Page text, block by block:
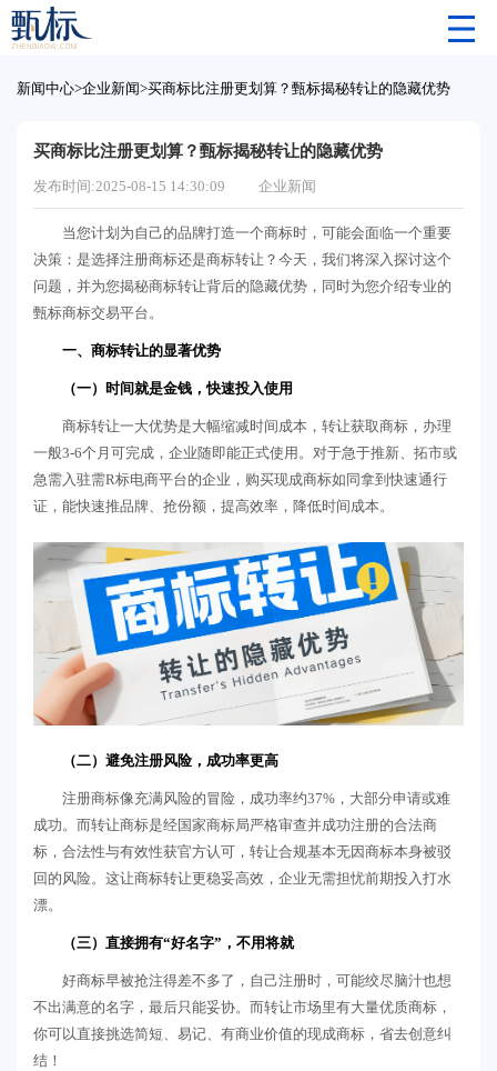
新闻中心>企业新闻>买商标比注册更划算？甄标揭秘转让的隐藏优势
买商标比注册更划算？甄标揭秘转让的隐藏优势
发布时间:2025-08-15 14:30:09 企业新闻
当您计划为自己的品牌打造一个商标时，可能会面临一个重要
决策：是选择注册商标还是商标转让？今天，我们将深入探讨这个
问题，并为您揭秘商标转让背后的隐藏优势，同时为您介绍专业的
甄标商标交易平台。
一、商标转让的显著优势
（一）时间就是金钱，快速投入使用
商标转让一大优势是大幅缩减时间成本，转让获取商标，办理
一般3-6个月可完成，企业随即能正式使用。对于急于推新、拓市或
急需入驻需R标电商平台的企业，购买现成商标如同拿到快速通行
证，能快速推品牌、抢份额，提高效率，降低时间成本。
（二）避免注册风险，成功率更高
注册商标像充满风险的冒险，成功率约37%，大部分申请或难
成功。而转让商标是经国家商标局严格审查并成功注册的合法商
标，合法性与有效性获官方认可，转让合规基本无因商标本身被驳
回的风险。这让商标转让更稳妥高效，企业无需担忧前期投入打水
漂。
（三）直接拥有“好名字”，不用将就
好商标早被抢注得差不多了，自己注册时，可能绞尽脑汁也想
不出满意的名字，最后只能妥协。而转让市场里有大量优质商标，
你可以直接挑选简短、易记、有商业价值的现成商标，省去创意纠
结！